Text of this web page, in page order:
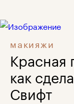
макияжи
Красная
как
Свифт